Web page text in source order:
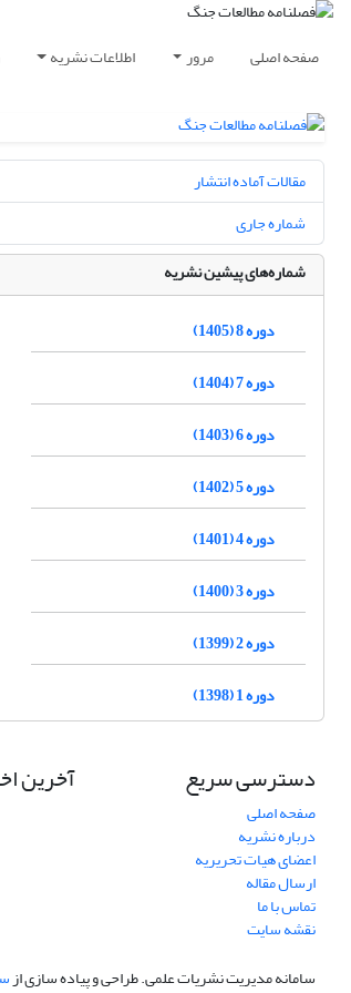
صفحه اصلی مرور اطلاعات نشریه
مقالات آماده انتشار
شماره جاری
شماره‌های پیشین نشریه
دوره 8 (1405)
دوره 7 (1404)
دوره 6 (1403)
دوره 5 (1402)
دوره 4 (1401)
دوره 3 (1400)
دوره 2 (1399)
دوره 1 (1398)
دسترسی سریع
صفحه اصلی
درباره نشریه
اعضای هیات تحریریه
ارسال مقاله
تماس با ما
نقشه سایت
آخرین
سامانه مدیریت نشریات علمی.طراحی و پیاده سازی از